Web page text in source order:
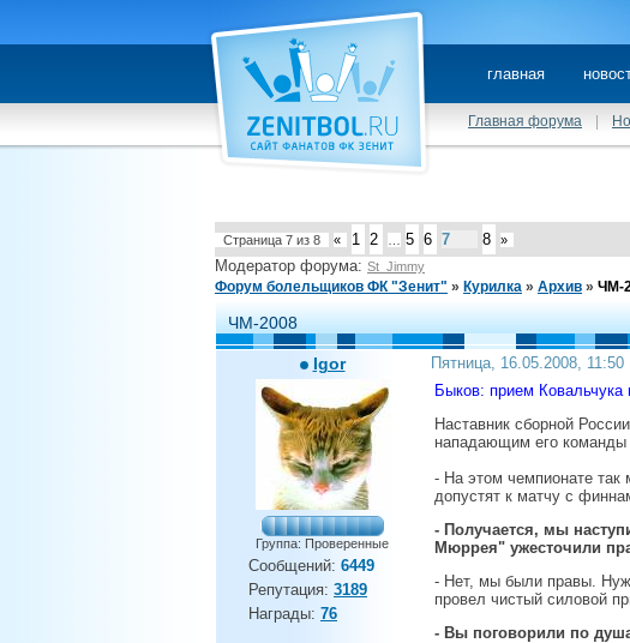
главная
Главная форума
Страница 7 из 8 « 1 2 5 6 7 8 »
Модератор форума: St_Jimmy
Форум болельщиков ФК "Зенит" » Курилка » Архив » ЧМ-
ЧМ-2008
Igor
Группа: Проверенные
Сообщений: 6449
Репутация: 3189
Награды: 76
Пятница, 16.05.2008,
Быков: прием
Наставник сборной
нападающим его команды
- На этом чемпионате так
допустят к матчу с
- Получается, мы
Мюррея" ужесточили
- Нет, мы были правы.
провел чистый силовой
- Вы поговорили по